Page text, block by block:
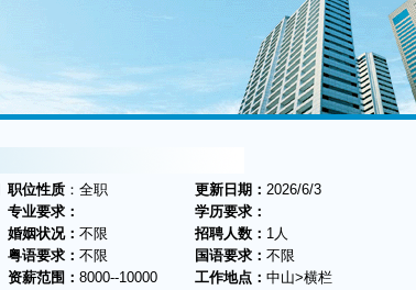
职位性质 ：全职 更新日期： 2026/6/3
专业要求：
学历要求：
婚姻状况： 不限 招聘人数： 1人
粤语要求： 不限 国语要求： 不限
资薪范围： 8000--10000 工作地点： 中山>横栏